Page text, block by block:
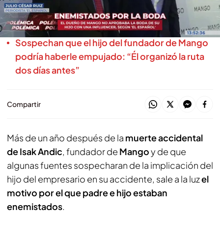
una conocida influencer podría estar entre los
motivos
Sospechan que el hijo del fundador de Mango
podría haberle empujado: “Él organizó la ruta
dos días antes”
Compartir
Más de un año después de la muerte accidental
de Isak Andic, fundador de Mangoy de que
algunas fuentes sospecharan de la implicación del
hijo del empresario en su accidente, sale a la luzel
motivo por el que padre e hijo estaban
enemistados.